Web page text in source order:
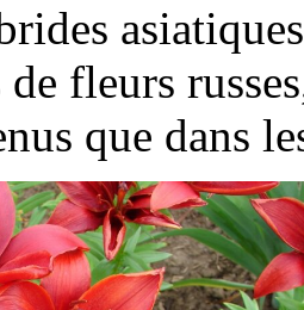
fleurs
que dans